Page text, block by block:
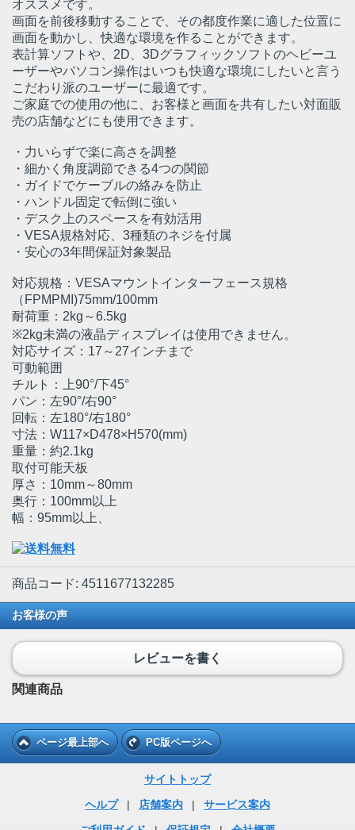
オススメです。
画面を前後移動することで、その都度作業に適した位置に
画面を動かし、快適な環境を作ることができます。
表計算ソフトや、2D、3Dグラフィックソフトのヘビーユ
ーザーやパソコン操作はいつも快適な環境にしたいと言う
こだわり派のユーザーに最適です。
ご家庭での使用の他に、お客様と画面を共有したい対面販
売の店舗などにも使用できます。
・力いらずで楽に高さを調整
・細かく角度調節できる4つの関節
・ガイドでケーブルの絡みを防止
・ハンドル固定で転倒に強い
・デスク上のスペースを有効活用
・VESA規格対応、3種類のネジを付属
・安心の3年間保証対象製品
対応規格：VESAマウントインターフェース規格
（FPMPMI)75mm/100mm
耐荷重：2kg～6.5kg
※2kg未満の液晶ディスプレイは使用できません。
対応サイズ：17～27インチまで
可動範囲
チルト：上90°/下45°
パン：左90°/右90°
回転：左180°/右180°
寸法：W117×D478×H570(mm)
重量：約2.1kg
取付可能天板
厚さ：10mm～80mm
奥行：100mm以上
幅：95mm以上、
商品コード: 4511677132285
お客様の声
レビューを書く
関連商品
ページ最上部へ PC版ページへ
サイトトップ
ヘルプ
| 店舗案内 |
サービス案内